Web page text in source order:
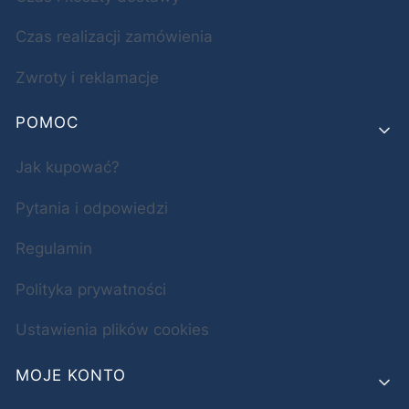
Czas realizacji zamówienia
Zwroty i reklamacje
POMOC
Jak kupować?
Pytania i odpowiedzi
Regulamin
Polityka prywatności
Ustawienia plików cookies
MOJE KONTO